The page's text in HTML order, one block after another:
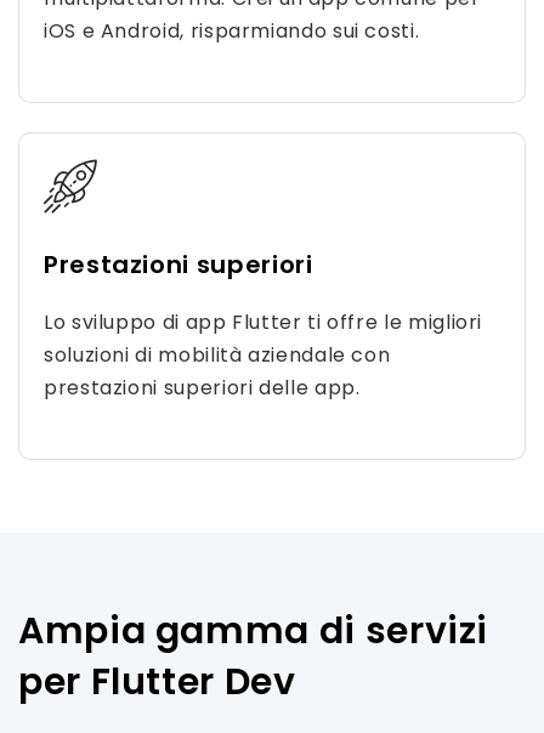
iOS e Android, risparmiando sui costi.
Prestazioni superiori
Lo sviluppo di app Flutter ti offre le migliori
soluzioni di mobilità aziendale con
prestazioni superiori delle app.
Ampia gamma di servizi
per Flutter Dev